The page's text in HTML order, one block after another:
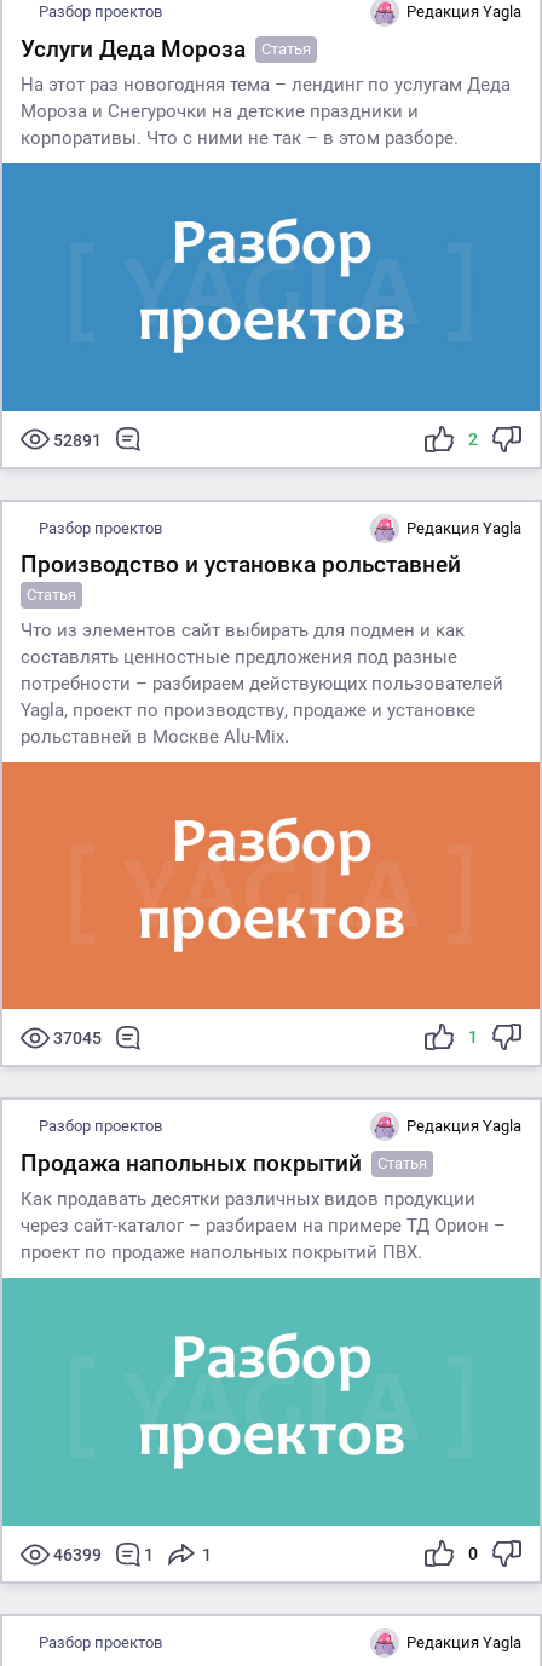
Разбор проектов Редакция Yagla
Услуги Деда Мороза Статья
На этот раз новогодняя тема – лендинг по услугам Деда
Мороза и Снегурочки на детские праздники и
корпоративы. Что с ними не так – в этом разборе.
52891 2
Разбор проектов Редакция Yagla
Производство и установка рольставней
Статья
Что из элементов сайт выбирать для подмен и как
составлять ценностные предложения под разные
потребности – разбираем действующих пользователей
Yagla, проект по производству, продаже и установке
рольставней в Москве Alu-Mix.
37045 1
Разбор проектов Редакция Yagla
Продажа напольных покрытий Статья
Как продавать десятки различных видов продукции
через сайт-каталог – разбираем на примере ТД Орион –
проект по продаже напольных покрытий ПВХ.
46399 1 1 0
Разбор проектов Редакция Yagla